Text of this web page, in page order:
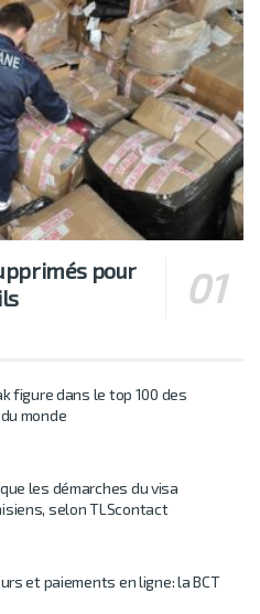
pour
figure dans le top 100 des
monde
les démarches du visa
selon TLScontact
et paiements en ligne: la BCT